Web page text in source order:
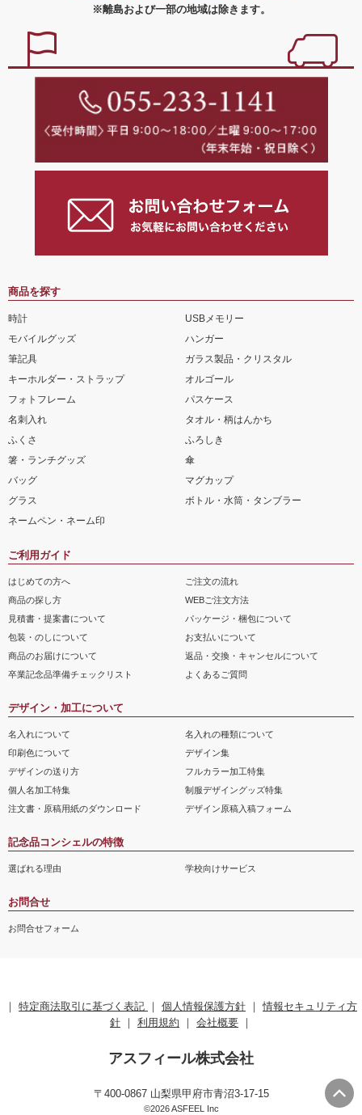
※離島および一部の地域は除きます。
商品を探す
時計
USBメモリー
モバイルグッズ
ハンガー
筆記具
ガラス製品・クリスタル
キーホルダー・ストラップ
オルゴール
フォトフレーム
パスケース
名刺入れ
タオル・柄はんかち
ふくさ
ふろしき
箸・ランチグッズ
傘
バッグ
マグカップ
グラス
ボトル・水筒・タンブラー
ネームペン・ネーム印
ご利用ガイド
はじめての方へ
ご注文の流れ
商品の探し方
WEBご注文方法
見積書・提案書について
パッケージ・梱包について
包装・のしについて
お支払いについて
商品のお届けについて
返品・交換・キャンセルについて
卒業記念品準備チェックリスト
よくあるご質問
デザイン・加工について
名入れについて
名入れの種類について
印刷色について
デザイン集
デザインの送り方
フルカラー加工特集
個人名加工特集
制服デザイングッズ特集
注文書・原稿用紙のダウンロード
デザイン原稿入稿フォーム
記念品コンシェルの特徴
選ばれる理由 学校向けサービス
お問合せ
お問合せフォーム
｜ 特定商法取引に基づく表記 ｜ 個人情報保護方針 ｜情報セキュリティ方
針 ｜ 利用規約 ｜ 会社概要 ｜
アスフィール株式会社
〒400-0867 山梨県甲府市青沼3-17-15
©2026 ASFEEL Inc